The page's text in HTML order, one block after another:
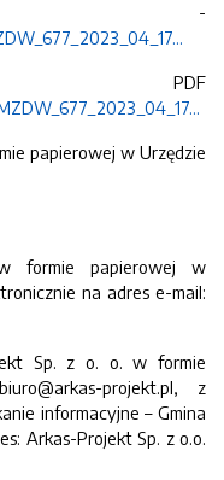
-
PDF
papierowej w Urzędzie
formie papierowej w
na adres e-mail:
Sp. z o. o. w formie
projekt.pl, z
informacyjne – Gmina
Arkas-Projekt Sp. z o.o.